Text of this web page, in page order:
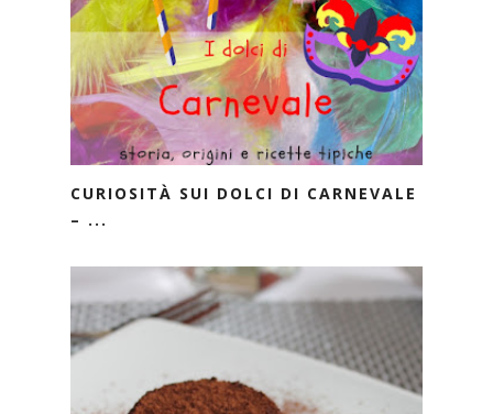
CURIOSITÀ SUI DOLCI DI CARNEVALE
– ...